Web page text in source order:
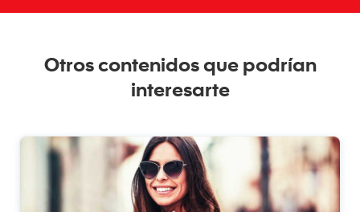
Otros contenidos que podrían
interesarte